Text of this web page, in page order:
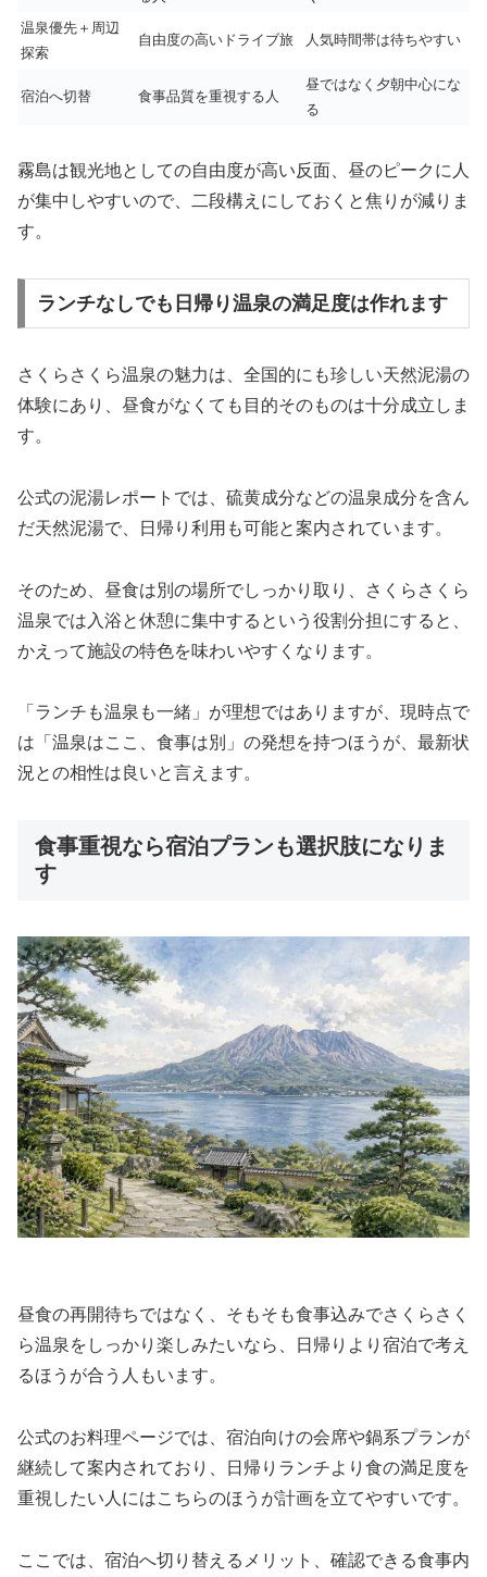
温泉優先＋周辺
探索
自由度の高いドライブ旅 人気時間帯は待ちやすい
宿泊へ切替 食事品質を重視する人
昼ではなく夕朝中心にな
る
霧島は観光地としての自由度が高い反面、昼のピークに人
が集中しやすいので、二段構えにしておくと焦りが減りま
す。
ランチなしでも日帰り温泉の満足度は作れます
さくらさくら温泉の魅力は、全国的にも珍しい天然泥湯の
体験にあり、昼食がなくても目的そのものは十分成立しま
す。
公式の泥湯レポートでは、硫黄成分などの温泉成分を含ん
だ天然泥湯で、日帰り利用も可能と案内されています。
そのため、昼食は別の場所でしっかり取り、さくらさくら
温泉では入浴と休憩に集中するという役割分担にすると、
かえって施設の特色を味わいやすくなります。
「ランチも温泉も一緒」が理想ではありますが、現時点で
は「温泉はここ、食事は別」の発想を持つほうが、最新状
況との相性は良いと言えます。
食事重視なら宿泊プランも選択肢になりま
す
昼食の再開待ちではなく、そもそも食事込みでさくらさく
ら温泉をしっかり楽しみたいなら、日帰りより宿泊で考え
るほうが合う人もいます。
公式のお料理ページでは、宿泊向けの会席や鍋系プランが
継続して案内されており、日帰りランチより食の満足度を
重視したい人にはこちらのほうが計画を立てやすいです。
ここでは、宿泊へ切り替えるメリット、確認できる食事内